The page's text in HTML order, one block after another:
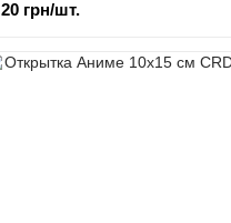
20 грн/шт.